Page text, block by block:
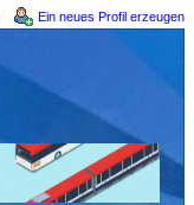
Ein neues Profil erzeugen